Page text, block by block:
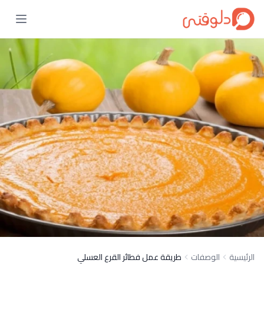
الرئيسية الوصفات طريقة عمل فطائر القرع العسلي